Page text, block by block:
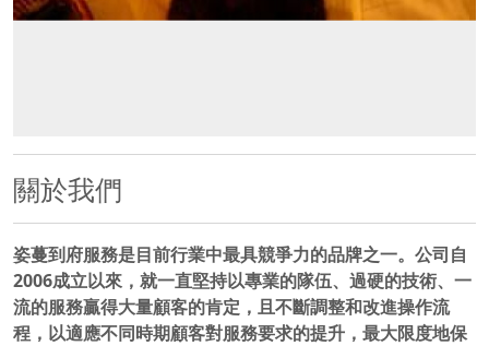
關於我們
姿蔓到府服務是目前行業中最具競爭力的品牌之一。公司自
2006成立以來，就一直堅持以專業的隊伍、過硬的技術、一
流的服務贏得大量顧客的肯定，且不斷調整和改進操作流
程，以適應不同時期顧客對服務要求的提升，最大限度地保